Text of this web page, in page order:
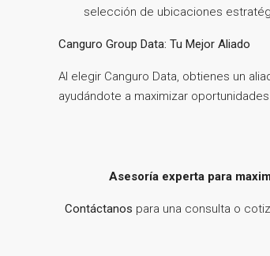
selección de ubicaciones
Canguro Group Data: Tu Mejor Aliado
Al elegir Canguro Data, obtienes un
ayudándote a maximizar
Asesoría experta para
Contáctanos para una consulta o